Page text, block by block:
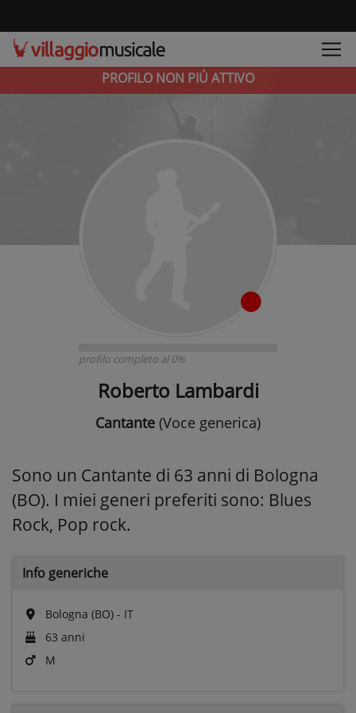
PROFILO NON PIÚ ATTIVO
profilo completo al 0%
Roberto Lambardi
Cantante (Voce generica)
Sono un Cantante di 63 anni di Bologna
(BO). I miei generi preferiti sono: Blues
Rock, Pop rock.
Info generiche
Bologna (BO) - IT
63 anni
M